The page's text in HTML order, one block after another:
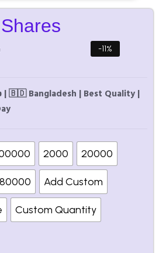
-11%
| 🇧🇩 Bangladesh | Best Quality |
2000 20000
80000 Add Custom
Custom Quantity